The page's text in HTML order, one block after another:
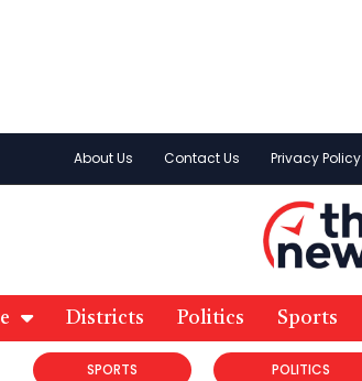
About Us Contact Us Privacy Policy
Districts Politics Sports
SPORTS POLITICS